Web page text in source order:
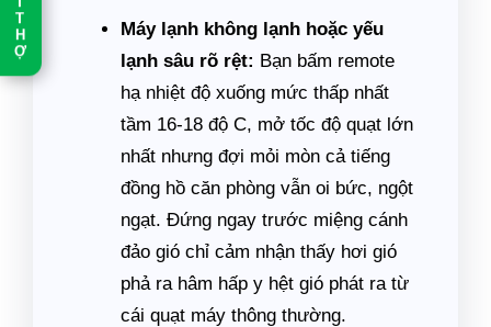
T
T
H
Ợ
Máy lạnh không lạnh hoặc yếu
lạnh sâu rõ rệt: Bạn bấm remote
hạ nhiệt độ xuống mức thấp nhất
tầm 16-18 độ C, mở tốc độ quạt lớn
nhất nhưng đợi mỏi mòn cả tiếng
đồng hồ căn phòng vẫn oi bức, ngột
ngạt. Đứng ngay trước miệng cánh
đảo gió chỉ cảm nhận thấy hơi gió
phả ra hâm hấp y hệt gió phát ra từ
cái quạt máy thông thường.